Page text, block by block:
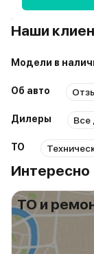
Наши
Модели в
Об авто
Дилеры Все
ТО
Интересно
ТО и